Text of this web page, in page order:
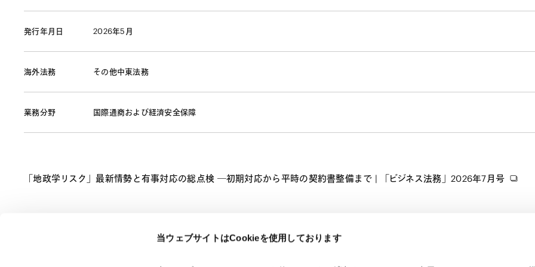
当ウェブサイトはCookieを使用しております
発行年月日 2026年5月
海外法務 その他中東法務
業務分野 国際通商および経済安全保障
「地政学リスク」最新情勢と有事対応の総点検 ―初期対応から平時の契約書整備まで | 「ビジネス法務」2026年7月号